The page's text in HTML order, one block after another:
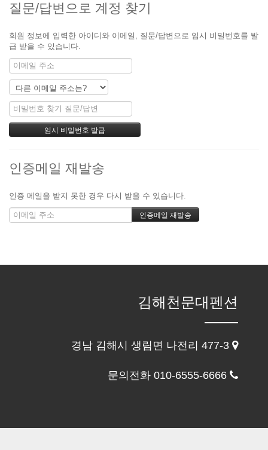
질문/답변으로 계정 찾기
회원 정보에 입력한 아이디와 이메일, 질문/답변으로 임시 비밀번호를 발
급 받을 수 있습니다.
인증메일 재발송
인증 메일을 받지 못한 경우 다시 받을 수 있습니다.
김해천문대펜션
경남 김해시 생림면 나전리 477-3
문의전화 010-6555-6666